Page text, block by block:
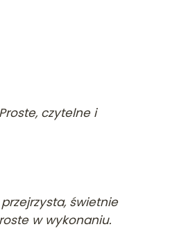
czytelne i
świetnie
w wykonaniu.